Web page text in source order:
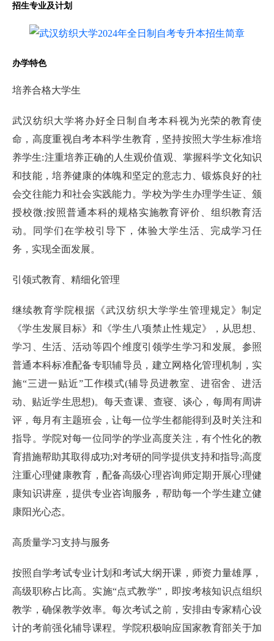
招生专业及计划
办学特色
培养合格大学生
武汉纺织大学将办好全日制自考本科视为光荣的教育使
命，高度重视自考本科学生教育，坚持按照大学生标准培
养学生:注重培养正确的人生观价值观、掌握科学文化知识
和技能，培养健康的体魄和坚定的意志力、锻炼良好的社
会交往能力和社会实践能力。学校为学生办理学生证、颁
授校微;按照普通本科的规格实施教育评价、组织教育活
动。同学们在学校引导下，体验大学生活、完成学习任
务，实现全面发展。
引领式教育、精细化管理
继续教育学院根据《武汉纺织大学学生管理规定》制定
《学生发展目标》和《学生八项禁止性规定》，从思想、
学习、生活、活动等四个维度引领学生学习和发展。参照
普通本科标准配备专职辅导员，建立网格化管理机制，实
施“三进一贴近”工作模式(辅导员进教室、进宿舍、进活
动、贴近学生思想)。每天查课、查寝、谈心，每周有周讲
评，每月有主题班会，让每一位学生都能得到及时关注和
指导。学院对每一位同学的学业高度关注，有个性化的教
育措施帮助其取得成功;对考研的同学提供支持和指导;高度
注重心理健康教育，配备高级心理咨询师定期开展心理健
康知识讲座，提供专业咨询服务，帮助每一个学生建立健
康阳光心态。
高质量学习支持与服务
按照自学考试专业计划和考试大纲开课，师资力量雄厚，
高级职称占比高。实施“点式教学”，即按考核知识点组织
教学，确保教学效率。每次考试之前，安排由专家精心设
计的考前强化辅导课程。学院积极响应国家教育部关于加